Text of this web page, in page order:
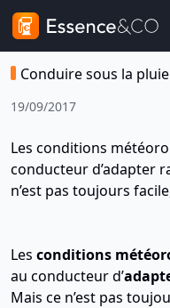
Conduire sous la
19/09/2017
Les conditions
conducteur d’adapter
n’est pas toujours
Les conditions
au conducteur d’
Mais ce n’est pas